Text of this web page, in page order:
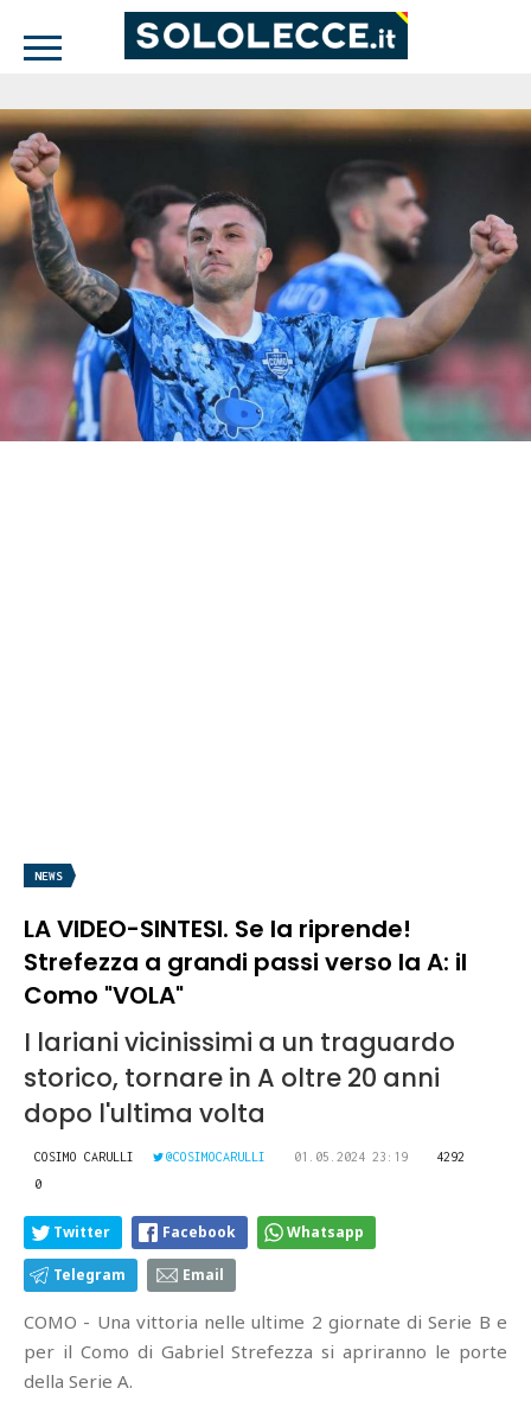
NEWS
LA VIDEO-SINTESI. Se la riprende!
Strefezza a grandi passi verso la A: il
Como "VOLA"
I lariani vicinissimi a un traguardo
storico, tornare in A oltre 20 anni
dopo l'ultima volta
COSIMO CARULLI @COSIMOCARULLI 01.05.2024 23:19
4292
0
Twitter Facebook Whatsapp
Telegram Email
COMO - Una vittoria nelle ultime 2 giornate di Serie B e
per il Como di Gabriel Strefezza si apriranno le porte
della Serie A.